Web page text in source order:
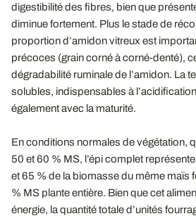
digestibilité des fibres, bien que
diminue fortement. Plus le stade de
proportion d’amidon vitreux est
précoces (grain corné à corné-denté),
dégradabilité ruminale de l’amidon. La
solubles, indispensables à
également avec la maturité.
En conditions normales de végétation,
50 et 60 % MS, l’épi complet
et 65 % de la biomasse du même maïs
% MS plante entière. Bien que cet
énergie, la quantité totale d’unités